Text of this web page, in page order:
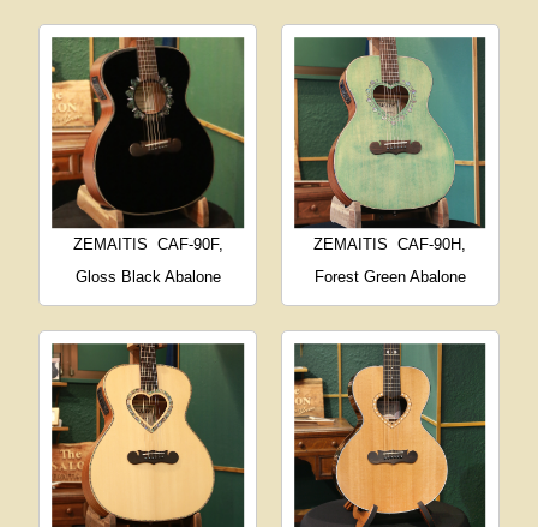
ZEMAITIS CAF-90F,
Gloss Black Abalone
ZEMAITIS
CAF-90H,
Forest Green Abalone